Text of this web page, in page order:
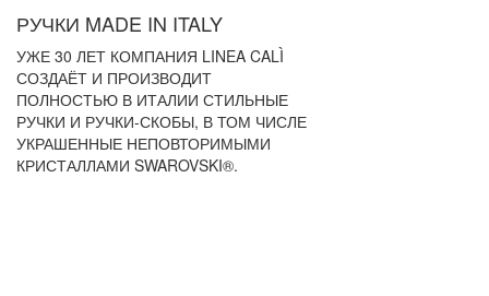
РУЧКИ MADE IN ITALY
УЖЕ 30 ЛЕТ КОМПАНИЯ LINEA CALÌ
СОЗДАЁТ И ПРОИЗВОДИТ
ПОЛНОСТЬЮ В ИТАЛИИ СТИЛЬНЫЕ
РУЧКИ И РУЧКИ-СКОБЫ, В ТОМ ЧИСЛЕ
УКРАШЕННЫЕ НЕПОВТОРИМЫМИ
КРИСТАЛЛАМИ SWAROVSKI®.